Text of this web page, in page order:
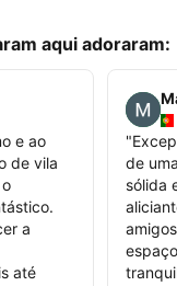
aqui adoraram:
e ao
de vila
a
até
"
de
sólida